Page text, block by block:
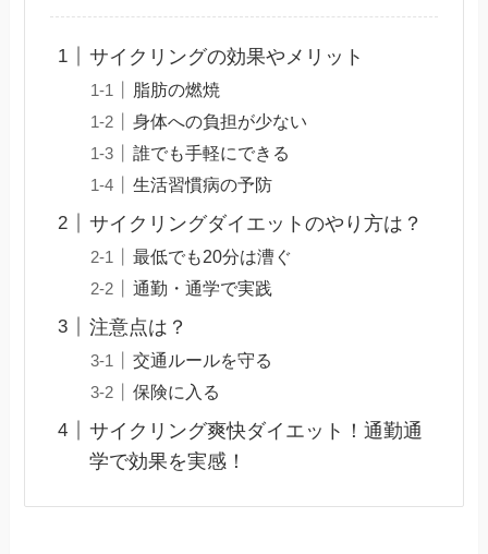
サイクリングの効果やメリット
脂肪の燃焼
身体への負担が少ない
誰でも手軽にできる
生活習慣病の予防
サイクリングダイエットのやり方は？
最低でも20分は漕ぐ
通勤・通学で実践
注意点は？
交通ルールを守る
保険に入る
サイクリング爽快ダイエット！通勤通
学で効果を実感！